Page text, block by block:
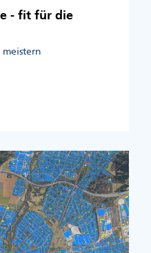
- fit für die